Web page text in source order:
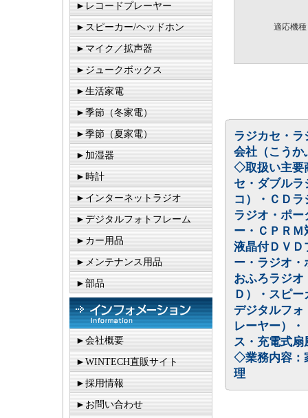
►レコードプレーヤー
►スピーカー/ヘッドホン
►マイク／拡声器
►ジュークボックス
►生活家電
►季節（冬家電）
►季節（夏家電）
►加湿器
►時計
►インターネットラジオ
►デジタルフォトフレーム
►カー用品
►メンテナンス用品
►部品
►会社概要
►WINTECH直販サイト
►採用情報
►お問い合わせ
適応機種
ラジカセ・ラ
会社（こうか
◇取扱い主要
セ・ダブル
コ）・ＣＤ
ラジオ・ポ
ー・ＣＰＲ
液晶付ＤＶＤ
ー・ラジオ
おふろラジ
Ｄ）・スピ
デジタルフ
レーヤー）
ス・充電式
◇業務内容
理